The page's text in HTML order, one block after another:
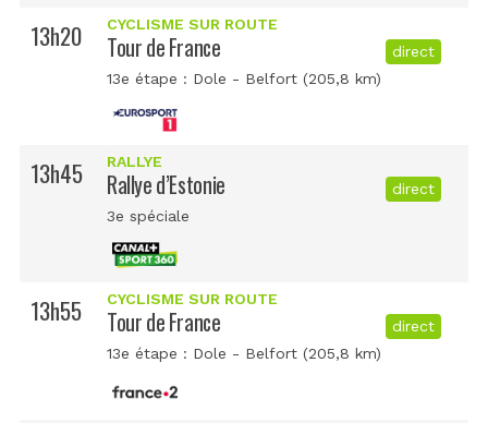
13h20 CYCLISME SUR ROUTE
Tour de France
13e étape : Dole - Belfort (205,8 km)
direct
13h45 RALLYE
Rallye d’Estonie
3e spéciale
direct
13h55 CYCLISME SUR ROUTE
Tour de France
13e étape : Dole - Belfort (205,8 km)
direct